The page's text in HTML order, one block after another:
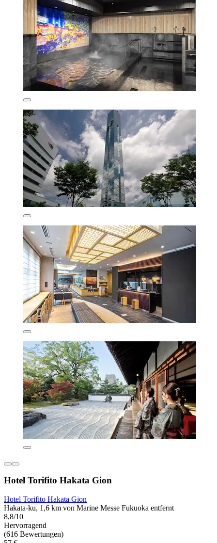
Hotel Torifito Hakata Gion
Hotel Torifito Hakata Gion
Hakata-ku, 1,6 km von Marine Messe Fukuoka entfernt
8,8/10
Hervorragend
(616 Bewertungen)